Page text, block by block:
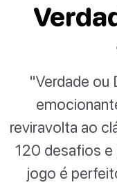
"Verdade ou
reviravolta ao
120 desafios e
jogo é